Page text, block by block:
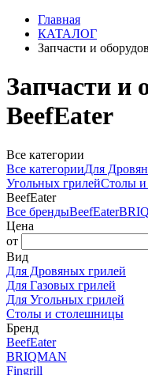
Главная
КАТАЛОГ
Запчасти и
Запчасти и
BeefEater
Все категории
Все категорииДля
Угольных грилейСтолы
BeefEater
Все брендыBeefEater
Цена
от
Вид
Для Дровяных грилей
Для Газовых грилей
Для Угольных грилей
Столы и столешницы
Бренд
BeefEater
BRIQMAN
Fingrill